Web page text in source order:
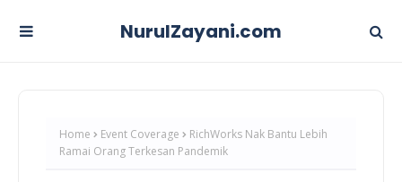
NurulZayani.com
Home Event Coverage
RichWorks Nak Bantu Lebih
Ramai Orang Terkesan Pandemik